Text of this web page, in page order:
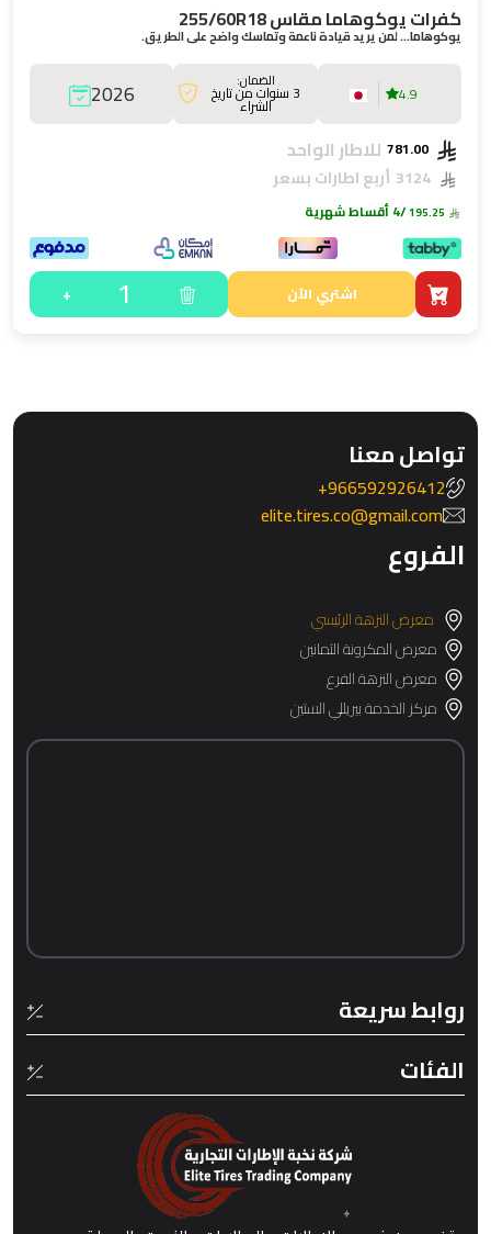
كفرات يوكوهاما مقاس 255/60R18
يوكوهاما… لمن يريد قيادة ناعمة وتماسك واضح على الطريق.
4.9
الضمان:
3 سنوات من تاريخ
الشراء 2026
للاطار الواحد
أربع اطارات بسعر
/4 أقساط شهرية
اشتري الآن 1
+
تواصل معنا
966592926412+
elite.tires.co@gmail.com
الفروع
معرض النزهة الرئيسي
معرض المكرونة الثمانين
معرض النزهة الفرع
مركز الخدمة بيريللي الستين
روابط سريعة
الفئات